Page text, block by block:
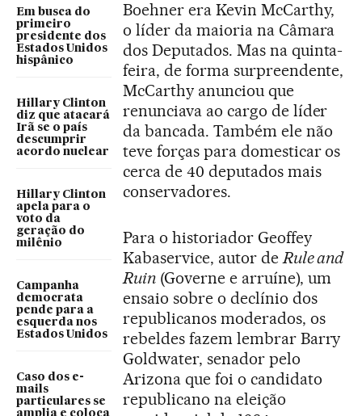
Em busca do
primeiro
presidente dos
Estados Unidos
hispânico
Hillary Clinton
diz que atacará
Irã se o país
descumprir
acordo nuclear
Hillary Clinton
apela para o
voto da
geração do
milênio
Campanha
democrata
pende para a
esquerda nos
Estados Unidos
Caso dos e-
mails
particulares se
amplia e coloca
Boehner era Kevin McCarthy,
o líder da maioria na Câmara
dos Deputados. Mas na quinta-
feira, de forma surpreendente,
McCarthy anunciou que
renunciava ao cargo de líder
da bancada. Também ele não
teve forças para domesticar os
cerca de 40 deputados mais
conservadores.
Para o historiador Geoffey
Kabaservice, autor deRule and
Ruin(Governe e arruíne), um
ensaio sobre o declínio dos
republicanos moderados, os
rebeldes fazem lembrar Barry
Goldwater, senador pelo
Arizona que foi o candidato
republicano na eleição